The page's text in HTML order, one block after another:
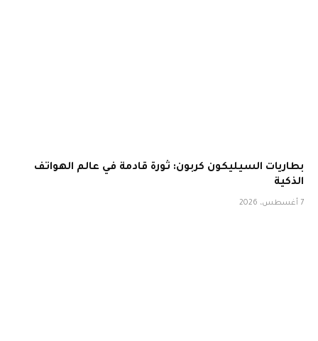
بطاريات السيليكون كربون: ثورة قادمة في عالم الهواتف
الذكية
7 أغسطس، 2026